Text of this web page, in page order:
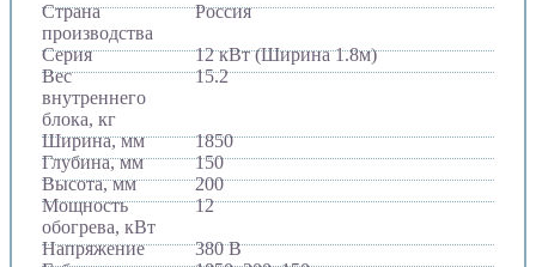
Страна
производства
Россия
Серия
12 кВт (Ширина 1.8м)
Вес
внутреннего
блока, кг
15.2
Ширина, мм
1850
Глубина, мм
150
Высота, мм
200
Мощность
обогрева, кВт
12
Напряжение
380 В